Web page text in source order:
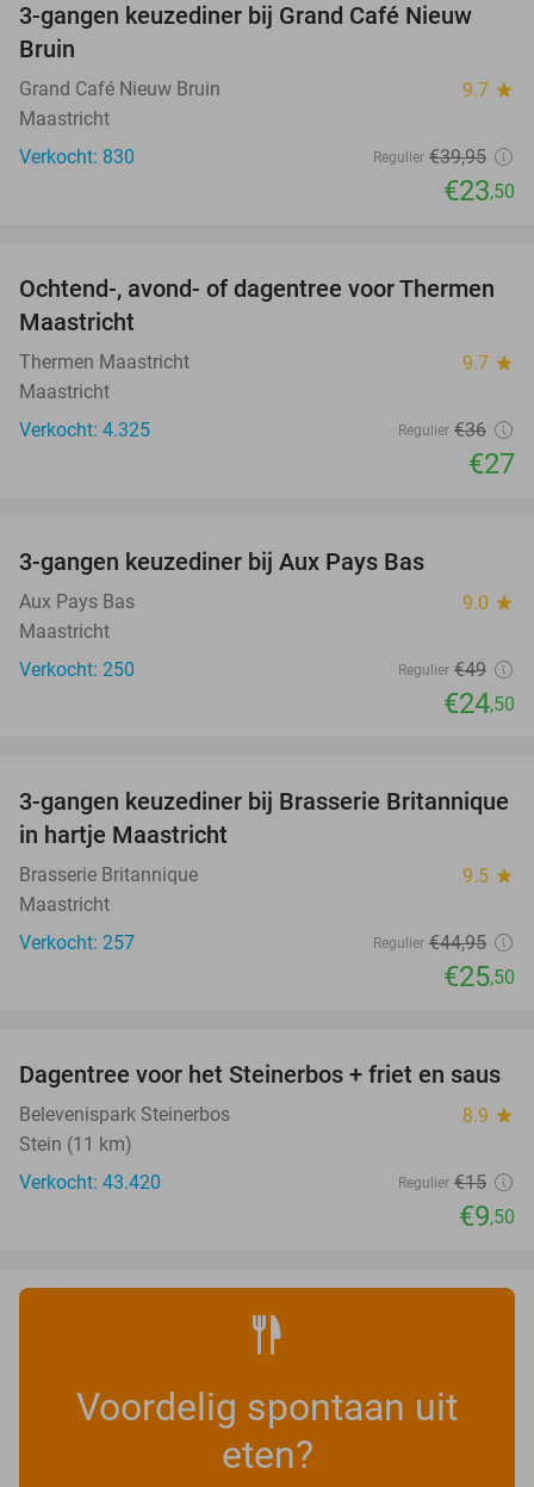
41%
3-gangen keuzediner bij Grand Café Nieuw
Bruin
Grand Café Nieuw Bruin 9.7 star
Maastricht
Verkocht: 830
Regulier €39,95
€23,50
25%
Ochtend-, avond- of dagentree voor Thermen
Maastricht
Thermen Maastricht 9.7 star
Maastricht
Verkocht: 4.325
Regulier €36
€27
3-gangen keuzediner bij Aux Pays Bas
Aux Pays Bas 9.0 star
Maastricht
Verkocht: 250
Regulier €49
€24,50
43%
3-gangen keuzediner bij Brasserie Britannique
in hartje Maastricht
Brasserie Britannique 9.5 star
Maastricht
Verkocht: 257
Regulier €44,95
€25,50
37%
Dagentree voor het Steinerbos + friet en saus
Belevenispark Steinerbos 8.9 star
Stein (11 km)
Verkocht: 43.420
Regulier €15
€9,50
Voordelig spontaan uit
eten?